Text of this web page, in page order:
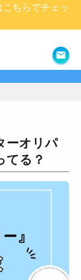
ちらでチェッ
ーオリパ
てる？